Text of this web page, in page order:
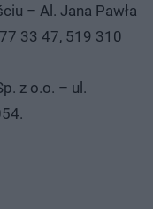
– Al. Jana Pawła
33 47, 519 310
z o.o. – ul.